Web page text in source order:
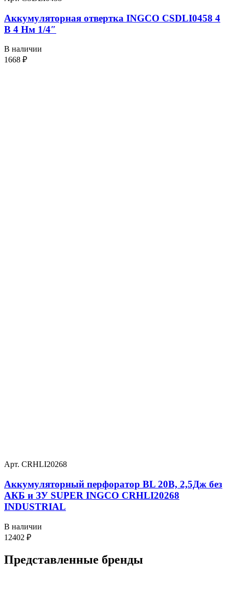
Аккумуляторная отвертка INGCO CSDLI0458 4
В 4 Нм 1/4″
В наличии
1668 ₽
Арт. CRHLI20268
Аккумуляторный перфоратор BL 20В, 2,5Дж без
АКБ и ЗУ SUPER INGCO CRHLI20268
INDUSTRIAL
В наличии
12402 ₽
Представленные бренды